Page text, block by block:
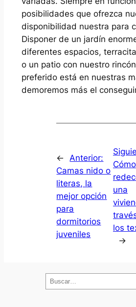
posibilidades que ofrezca
disponibilidad nuestra para
Disponer de un jardín
diferentes espacios,
o un patio con nuestro
preferido está en nuestras
demoremos más el
←
Anterior:
Camas nido o
literas, la
mejor opción
para
dormitorios
juveniles
Cómo
una
los
→
u